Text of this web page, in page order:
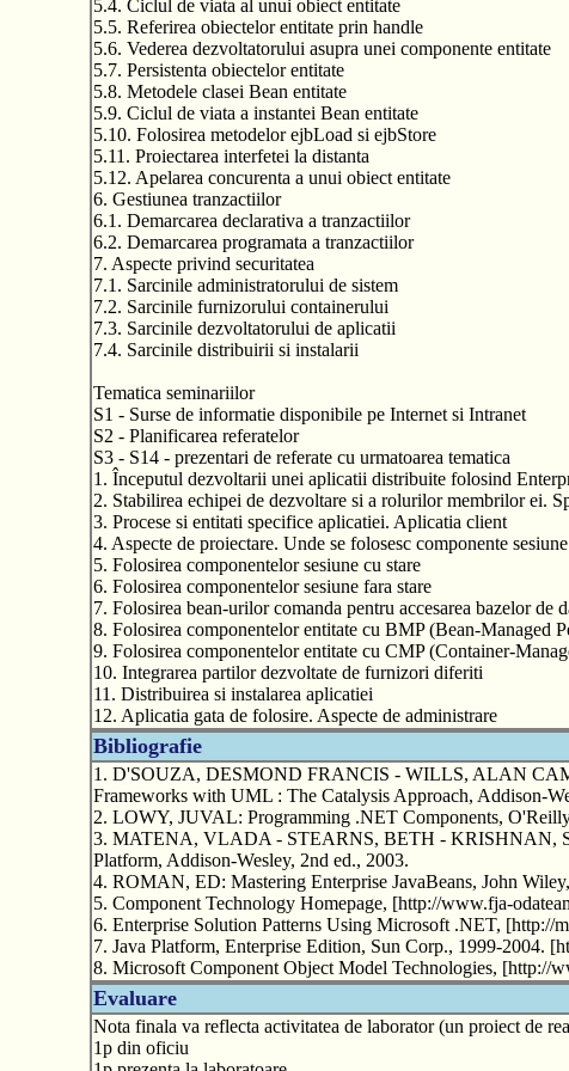
5.4. Ciclul de viata al unui obiect entitate
5.5. Referirea obiectelor entitate prin handle
5.6. Vederea dezvoltatorului asupra unei componente entitate
5.7. Persistenta obiectelor entitate
5.8. Metodele clasei Bean entitate
5.9. Ciclul de viata a instantei Bean entitate
5.10. Folosirea metodelor ejbLoad si ejbStore
5.11. Proiectarea interfetei la distanta
5.12. Apelarea concurenta a unui obiect entitate
6. Gestiunea tranzactiilor
6.1. Demarcarea declarativa a tranzactiilor
6.2. Demarcarea programata a tranzactiilor
7. Aspecte privind securitatea
7.1. Sarcinile administratorului de sistem
7.2. Sarcinile furnizorului containerului
7.3. Sarcinile dezvoltatorului de aplicatii
7.4. Sarcinile distribuirii si instalarii
Tematica seminariilor
S1 - Surse de informatie disponibile pe Internet si Intranet
S2 - Planificarea referatelor
S3 - S14 - prezentari de referate cu urmatoarea tematica
1. Începutul dezvoltarii unei aplicatii distribuite folosind
2. Stabilirea echipei de dezvoltare si a rolurilor membrilor ei.
3. Procese si entitati specifice aplicatiei. Aplicatia client
4. Aspecte de proiectare. Unde se folosesc componente
5. Folosirea componentelor sesiune cu stare
6. Folosirea componentelor sesiune fara stare
7. Folosirea bean-urilor comanda pentru accesarea bazelor de
8. Folosirea componentelor entitate cu BMP (Bean-Managed
9. Folosirea componentelor entitate cu CMP (Container-
10. Integrarea partilor dezvoltate de furnizori diferiti
11. Distribuirea si instalarea aplicatiei
12. Aplicatia gata de folosire. Aspecte de administrare
Bibliografie
1. D'SOUZA, DESMOND FRANCIS - WILLS, ALAN
Frameworks with UML : The Catalysis Approach, Addison-
2. LOWY, JUVAL: Programming .NET Components,
3. MATENA, VLADA - STEARNS, BETH - KRISHNAN,
Platform, Addison-Wesley, 2nd ed., 2003.
4. ROMAN, ED: Mastering Enterprise JavaBeans, John
5. Component Technology Homepage, [http://www.fja-
6. Enterprise Solution Patterns Using Microsoft .NET, [http://
7. Java Platform, Enterprise Edition, Sun Corp., 1999-2004.
8. Microsoft Component Object Model Technologies, [http://
Evaluare
Nota finala va reflecta activitatea de laborator (un proiect de
1p din oficiu